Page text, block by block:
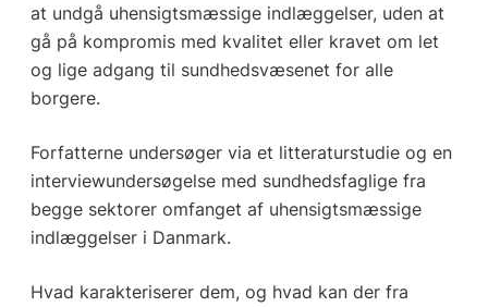
at undgå uhensigtsmæssige indlæggelser, uden at
gå på kompromis med kvalitet eller kravet om let
og lige adgang til sundhedsvæsenet for alle
borgere.
Forfatterne undersøger via et litteraturstudie og en
interviewundersøgelse med sundhedsfaglige fra
begge sektorer omfanget af uhensigtsmæssige
indlæggelser i Danmark.
Hvad karakteriserer dem, og hvad kan der fra